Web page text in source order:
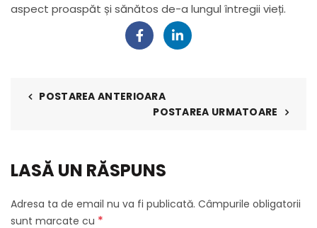
aspect proaspăt și sănătos de-a lungul întregii vieți.
POSTAREA ANTERIOARA
POSTAREA URMATOARE
LASĂ UN RĂSPUNS
Adresa ta de email nu va fi publicată. Câmpurile obligatorii
sunt marcate cu *